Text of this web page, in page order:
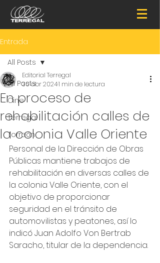
Entrada
All Posts
Cine
Terregal
Torreón
All Posts
En proceso de
rehabilitación calles de
la colonia Valle Oriente
Editorial Terregal
30 abr 20241 min de lectura
Personal de la Dirección de Obras
Públicas mantiene trabajos de
rehabilitación en diversas calles de
la colonia Valle Oriente, con el
objetivo de proporcionar
seguridad en el tránsito de
automovilistas y peatones, así lo
indicó Juan Adolfo Von Bertrab
Saracho, titular de la dependencia.